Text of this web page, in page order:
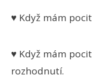
♥ Když mám
♥ Když mám
rozhodnutí.